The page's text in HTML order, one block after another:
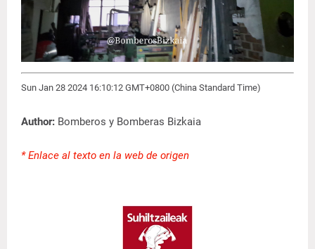
Sun Jan 28 2024 16:10:12 GMT+0800 (China Standard Time)
Author: Bomberos y Bomberas Bizkaia
* Enlace al texto en la web de origen